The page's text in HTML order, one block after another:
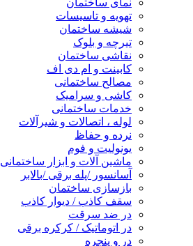
نمای ساختمان
تهویه و تاسیسات
شیشه ساختمان
تیرچه و بلوک
نقاشی ساختمان
کابینت و ام دی اف
مصالح ساختمانی
کاشی و سرامیک
خدمات ساختمانی
لوله ، اتصالات و شیرآلات
نرده و حفاظ
یونولیت و فوم
ماشین آلات و ابزار ساختمانی
آسانسور /پله برقی /بالابر
بازسازی ساختمان
سقف کاذب / دیوار کاذب
در ضد سرقت
در اتوماتیک / کرکره برقی
در و پنجره